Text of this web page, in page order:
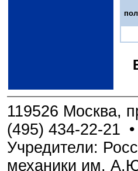
119526 Москва,
(495) 434-22-21 •
Учредители:
механики им.